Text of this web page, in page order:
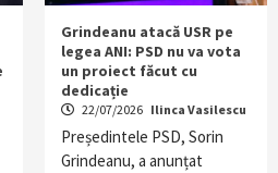
Grindeanu atacă USR pe
legea ANI: PSD nu va vota
un proiect făcut cu
dedicație
22/07/2026 Ilinca Vasilescu
Președintele PSD, Sorin
Grindeanu, a anunțat